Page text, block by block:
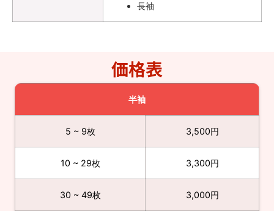
長袖
価格表​
半袖
5 ~ 9枚 3,500円
10 ~ 29枚 3,300円
30 ~ 49枚 3,000円